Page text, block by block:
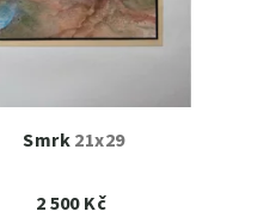
Smrk21x29
2 500 Kč